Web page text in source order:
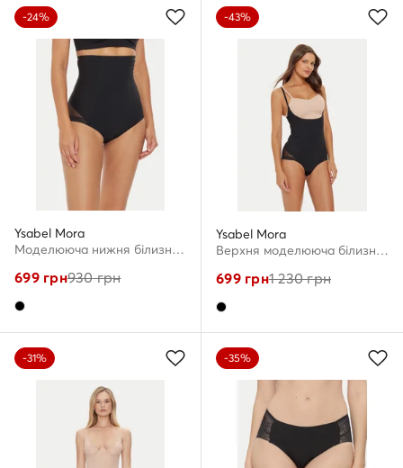
-24%
Ysabel Mora
Моделююча нижня білизна · Чорний
699грн930грн
-43%
Ysabel Mora
Верхня моделююча білизна · Чорний
699грн1 230грн
-31% -35%